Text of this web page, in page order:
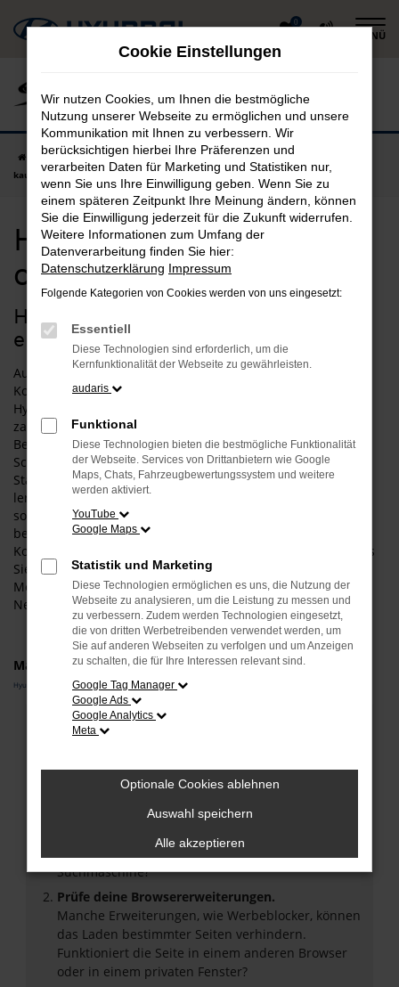
Zum
Hauptinhalt
0
MENÜ
Startseite Hyundai Hyundai i20
Hyundai i20 Neuwagen online
kaufen
Hyundai i20 Neuwagen
online kaufen
Hyundai i20 Neuwagen – einfach
erstklassig
Autokaufen ohne „Wenn und aber“ und ohne jeden
Kompromiss? Das können Sie, wenn Sie sich für einen
Hyundai i20 Neuwagen entscheiden. Dieses Modell hat in
zahlreichen Tests und Vergleichen seine Extraklasse unter
Beweis gestellt und zählt auch bei uns im Autocenter
Schneider zu den Lieblingen. Die Rede ist von einem echten
Star und damit einem Modell, das Sie unbedingt kennen
lernen sollten. Warum es ein Hyundai i20 Neuwagen sein
sollte? Diese Frage können wir Ihnen nur zum Teil
beantworten. Fakt ist aber, dass Sie nur hier individuell die
Konfiguration festlegen können. Konkret bedeutet dies, dass
Sie allein entscheiden, in welcher Farbe, welcher
Motorisierung und mit welcher Ausstattung ein Hyundai i20
Neuwagen zu Ihnen gelangt.
Marken
Hyundai
Fehler: Network Error
Beim Laden ist ein Fehler aufgetreten.
Hier sind ein paar Tipps, die dir helfen können:
Überprüfe deine Firewall und deine
Internetverbindung.
Laden andere Webseiten, zum Beispiel deine
Suchmaschine?
Prüfe deine Browsererweiterungen.
Manche Erweiterungen, wie Werbeblocker, können
das Laden bestimmter Seiten verhindern.
Funktioniert die Seite in einem anderen Browser
oder in einem privaten Fenster?
Cookie Einstellungen
Wir nutzen Cookies, um Ihnen die bestmögliche
Nutzung unserer Webseite zu ermöglichen und unsere
Kommunikation mit Ihnen zu verbessern. Wir
berücksichtigen hierbei Ihre Präferenzen und
verarbeiten Daten für Marketing und Statistiken nur,
wenn Sie uns Ihre Einwilligung geben. Wenn Sie zu
einem späteren Zeitpunkt Ihre Meinung ändern, können
Sie die Einwilligung jederzeit für die Zukunft widerrufen.
Weitere Informationen zum Umfang der
Datenverarbeitung finden Sie hier:
Datenschutzerklärung Impressum
Folgende Kategorien von Cookies werden von uns eingesetzt:
Essentiell
Diese Technologien sind erforderlich, um die
Kernfunktionalität der Webseite zu gewährleisten.
audaris
Funktional
Diese Technologien bieten die bestmögliche Funktionalität
der Webseite. Services von Drittanbietern wie Google
Maps, Chats, Fahrzeugbewertungssystem und weitere
werden aktiviert.
YouTube
Google Maps
Statistik und Marketing
Diese Technologien ermöglichen es uns, die Nutzung der
Webseite zu analysieren, um die Leistung zu messen und
zu verbessern. Zudem werden Technologien eingesetzt,
die von dritten Werbetreibenden verwendet werden, um
Sie auf anderen Webseiten zu verfolgen und um Anzeigen
zu schalten, die für Ihre Interessen relevant sind.
Google Tag Manager
Google Ads
Google Analytics
Meta
Optionale Cookies ablehnen
Auswahl speichern
Alle akzeptieren